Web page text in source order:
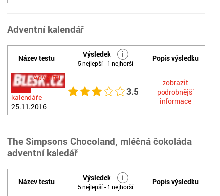
Adventní kalendář
Název testu Výsledek i
5 nejlepší - 1 nejhorší
Popis výsledku
Adventní
kalendáře
25.11.2016
3.5
zobrazit
podrobnější
informace
The Simpsons Chocoland, mléčná čokoláda
adventní kaledář
Název testu Výsledek i
5 nejlepší - 1 nejhorší
Popis výsledku